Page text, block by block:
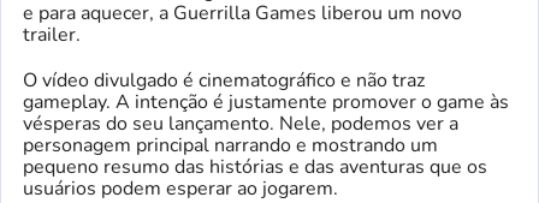
e para aquecer, a Guerrilla Games liberou um novo
trailer.
O vídeo divulgado é cinematográfico e não traz
gameplay. A intenção é justamente promover o game às
vésperas do seu lançamento. Nele, podemos ver a
personagem principal narrando e mostrando um
pequeno resumo das histórias e das aventuras que os
usuários podem esperar ao jogarem.